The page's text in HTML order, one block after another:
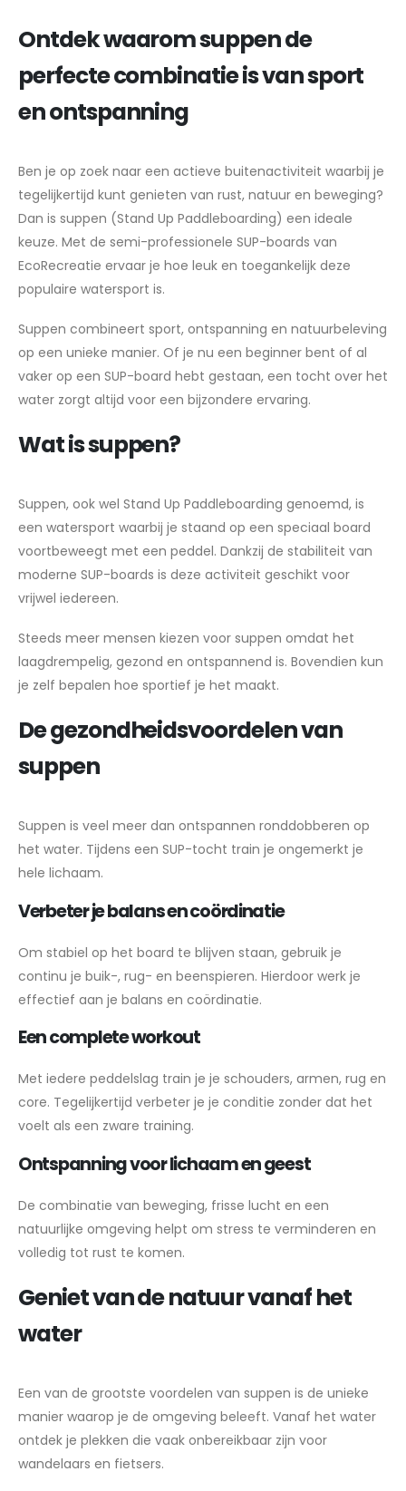
Ontdek waarom suppen de
perfecte combinatie is van sport
en ontspanning
Ben je op zoek naar een actieve buitenactiviteit waarbij je
tegelijkertijd kunt genieten van rust, natuur en beweging?
Dan is suppen (Stand Up Paddleboarding) een ideale
keuze. Met de semi-professionele SUP-boards van
EcoRecreatie ervaar je hoe leuk en toegankelijk deze
populaire watersport is.
Suppen combineert sport, ontspanning en natuurbeleving
op een unieke manier. Of je nu een beginner bent of al
vaker op een SUP-board hebt gestaan, een tocht over het
water zorgt altijd voor een bijzondere ervaring.
Wat is suppen?
Suppen, ook wel Stand Up Paddleboarding genoemd, is
een watersport waarbij je staand op een speciaal board
voortbeweegt met een peddel. Dankzij de stabiliteit van
moderne SUP-boards is deze activiteit geschikt voor
vrijwel iedereen.
Steeds meer mensen kiezen voor suppen omdat het
laagdrempelig, gezond en ontspannend is. Bovendien kun
je zelf bepalen hoe sportief je het maakt.
De gezondheidsvoordelen van
suppen
Suppen is veel meer dan ontspannen ronddobberen op
het water. Tijdens een SUP-tocht train je ongemerkt je
hele lichaam.
Verbeter je balans en coördinatie
Om stabiel op het board te blijven staan, gebruik je
continu je buik-, rug- en beenspieren. Hierdoor werk je
effectief aan je balans en coördinatie.
Een complete workout
Met iedere peddelslag train je je schouders, armen, rug en
core. Tegelijkertijd verbeter je je conditie zonder dat het
voelt als een zware training.
Ontspanning voor lichaam en geest
De combinatie van beweging, frisse lucht en een
natuurlijke omgeving helpt om stress te verminderen en
volledig tot rust te komen.
Geniet van de natuur vanaf het
water
Een van de grootste voordelen van suppen is de unieke
manier waarop je de omgeving beleeft. Vanaf het water
ontdek je plekken die vaak onbereikbaar zijn voor
wandelaars en fietsers.